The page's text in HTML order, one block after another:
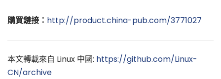
購買鏈接： http://product.china-pub.com/3771027
本文轉載來自 Linux 中國: https://github.com/Linux-
CN/archive